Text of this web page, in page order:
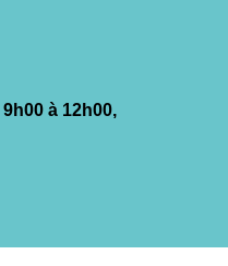
9h00 à 12h00,